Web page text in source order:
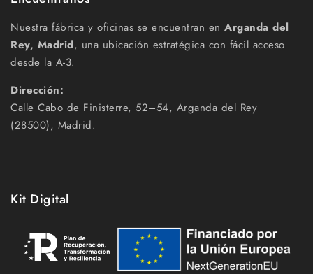
Nuestra fábrica y oficinas se encuentran en Arganda del
Rey, Madrid, una ubicación estratégica con fácil acceso
desde la A-3.
Dirección:
Calle Cabo de Finisterre, 52–54, Arganda del Rey
(28500), Madrid.
Kit Digital